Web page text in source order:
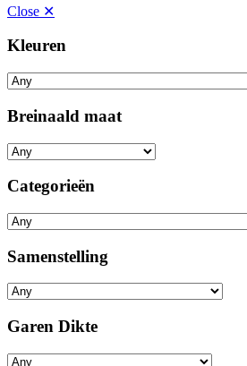
Close ✕
Kleuren
Breinaald maat
Categorieën
Samenstelling
Garen Dikte